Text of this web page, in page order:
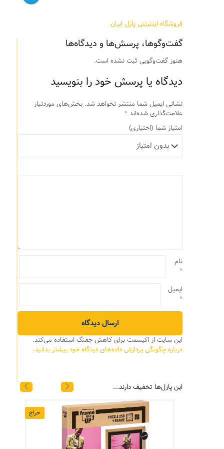
فروشگاه اینترنتی پازل ایران
گفت‌وگوها، پرسش‌ها و دیدگاه‌ها
هنوز گفت‌وگویی ثبت نشده است.
دیدگاه یا پرسش خود را بنویسید
نشانی ایمیل شما منتشر نخواهد شد. بخش‌های موردنیاز
علامت‌گذاری شده‌اند *
امتیاز شما (اختیاری)
نام
*
ایمیل
*
این سایت از اکیسمت برای کاهش جفنگ استفاده می‌کند.
درباره چگونگی پردازش داده‌های دیدگاه خود بیشتر بدانید.
این پازل‌ها تخفیف دارند...
حراج